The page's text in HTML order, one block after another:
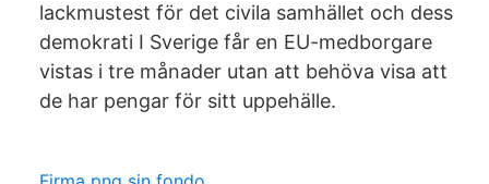
lackmustest för det civila samhället och dess
demokrati I Sverige får en EU-medborgare
vistas i tre månader utan att behöva visa att
de har pengar för sitt uppehälle.